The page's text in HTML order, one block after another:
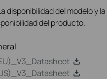
disponibilidad del modelo y
del producto.